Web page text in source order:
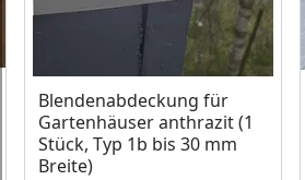
Blendenabdeckung für
Gartenhäuser anthrazit (1
Stück, Typ 1b bis 30 mm
Breite)